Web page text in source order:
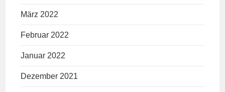
März 2022
Februar 2022
Januar 2022
Dezember 2021